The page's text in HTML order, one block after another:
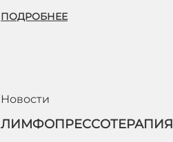
ПОДРОБНЕЕ
Новости
ЛИМФОПРЕССОТЕРАПИЯ